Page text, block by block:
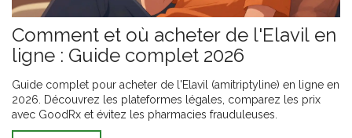
Comment et où acheter de l'Elavil en
ligne : Guide complet 2026
Guide complet pour acheter de l'Elavil (amitriptyline) en ligne en
2026. Découvrez les plateformes légales, comparez les prix
avec GoodRx et évitez les pharmacies frauduleuses.